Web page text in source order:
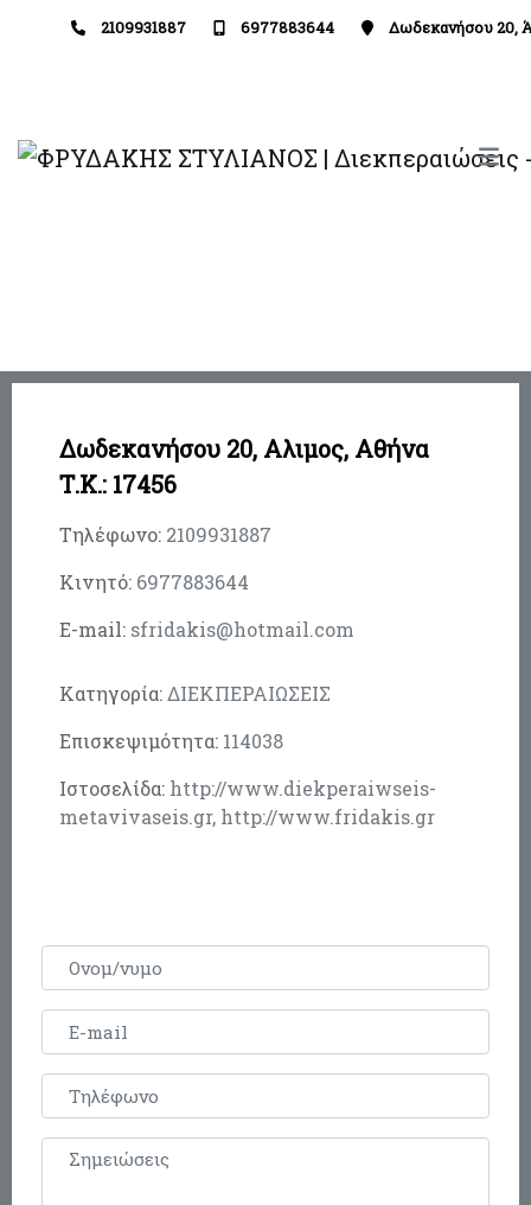
2109931887 6977883644 Δωδεκανήσου 20,
Δωδεκανήσου 20, Αλιμος, Αθήνα
Τ.Κ.: 17456
Τηλέφωνο: 2109931887
Κινητό: 6977883644
E-mail: sfridakis@hotmail.com
Κατηγορία: ΔΙΕΚΠΕΡΑΙΩΣΕΙΣ
Επισκεψιμότητα: 114038
Ιστοσελίδα: http://www.diekperaiwseis-
metavivaseis.gr, http://www.fridakis.gr